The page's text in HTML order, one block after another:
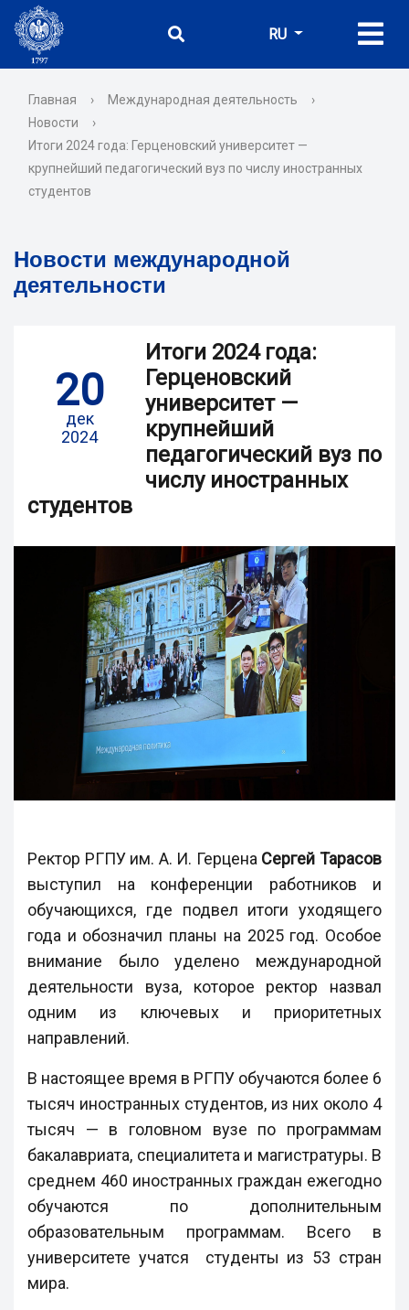
RU
Главная › Международная деятельность
›
Новости
›
Итоги 2024 года: Герценовский университет —
крупнейший педагогический вуз по числу иностранных
студентов
Новости международной
деятельности
20
дек
2024
Итоги 2024 года:
Герценовский
университет —
крупнейший
педагогический вуз по
числу иностранных
студентов
Ректор РГПУ им. А. И. Герцена Сергей Тарасов
выступил на конференции работников и
обучающихся, где подвел итоги уходящего
года и обозначил планы на 2025 год. Особое
внимание было уделено международной
деятельности вуза, которое ректор назвал
одним из ключевых и приоритетных
направлений.
В настоящее время в РГПУ обучаются более 6
тысяч иностранных студентов, из них около 4
тысяч — в головном вузе по программам
бакалавриата, специалитета и магистратуры. В
среднем 460 иностранных граждан ежегодно
обучаются по дополнительным
образовательным программам. Всего в
университете учатся студенты из 53 стран
мира.